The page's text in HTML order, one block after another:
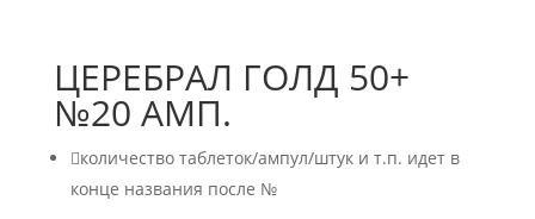
ЦЕРЕБРАЛ ГОЛД 50+
№20 АМП.
количество таблеток/ампул/штук и т.п. идет в
конце названия после №